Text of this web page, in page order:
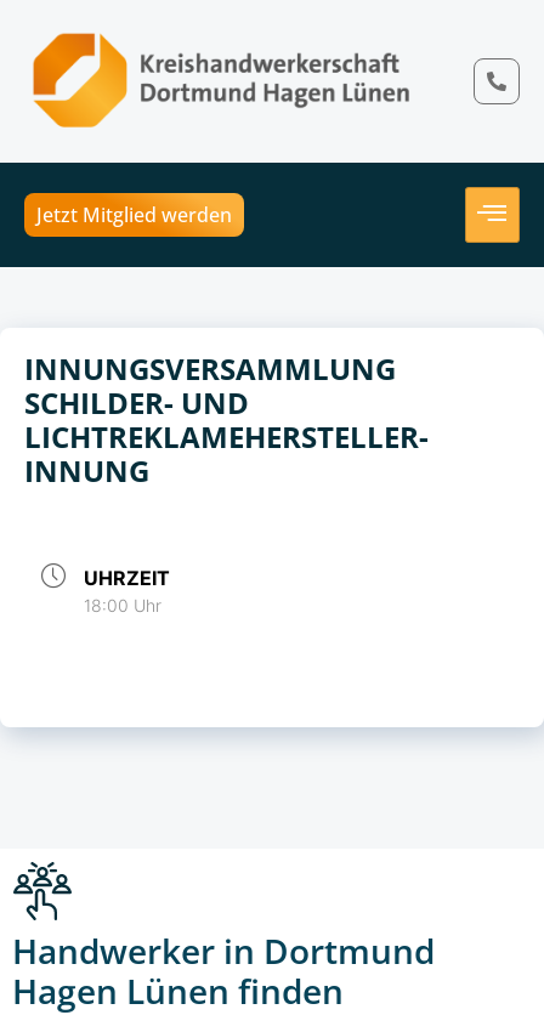
Jetzt Mitglied werden
INNUNGSVERSAMMLUNG
SCHILDER- UND
LICHTREKLAMEHERSTELLER-
INNUNG
UHRZEIT
18:00 Uhr
Handwerker in Dortmund
Hagen Lünen finden